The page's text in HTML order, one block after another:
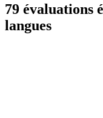
79 évaluations
langues